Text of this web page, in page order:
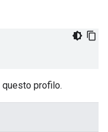
profilo.